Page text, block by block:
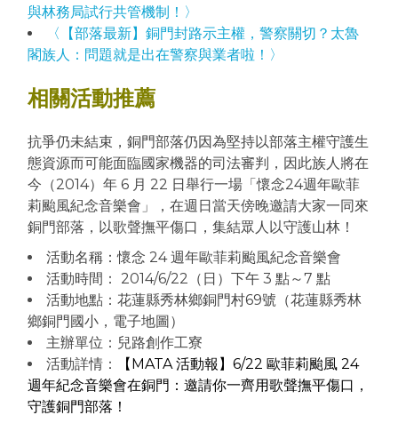
與林務局試行共管機制！〉
〈【部落最新】銅門封路示主權，警察關切？太魯
閣族人：問題就是出在警察與業者啦！〉
相關活動推薦
抗爭仍未結束，銅門部落仍因為堅持以部落主權守護生
態資源而可能面臨國家機器的司法審判，因此族人將在
今（2014）年 6 月 22 日舉行一場「懷念24週年歐菲
莉颱風紀念音樂會」，在週日當天傍晚邀請大家一同來
銅門部落，以歌聲撫平傷口，集結眾人以守護山林！
活動名稱：懷念 24 週年歐菲莉颱風紀念音樂會
活動時間： 2014/6/22（日）下午 3 點～7 點
活動地點：花蓮縣秀林鄉銅門村69號（花蓮縣秀林
鄉銅門國小，電子地圖）
主辦單位：兒路創作工寮
活動詳情：
【MATA 活動報】6/22 歐菲莉颱風 24
週年紀念音樂會在銅門：邀請你一齊用歌聲撫平傷口，
守護銅門部落！